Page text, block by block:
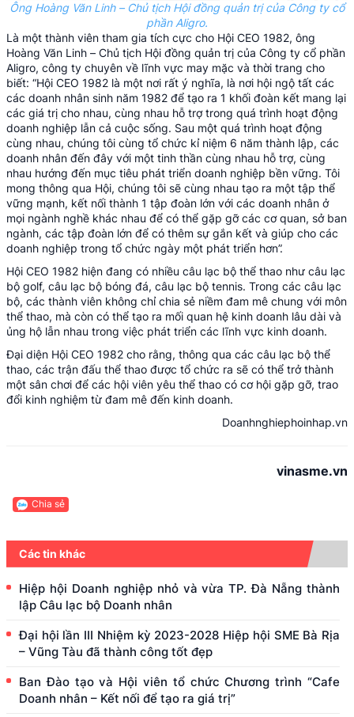
Ông Hoàng Văn Linh – Chủ tịch Hội đồng quản trị của Công ty cổ
phần Aligro.
Là một thành viên tham gia tích cực cho Hội CEO 1982, ông
Hoàng Văn Linh – Chủ tịch Hội đồng quản trị của Công ty cổ phần
Aligro, công ty chuyên về lĩnh vực may mặc và thời trang cho
biết: “Hội CEO 1982 là một nơi rất ý nghĩa, là nơi hội ngộ tất các
các doanh nhân sinh năm 1982 để tạo ra 1 khối đoàn kết mang lại
các giá trị cho nhau, cùng nhau hỗ trợ trong quá trình hoạt động
doanh nghiệp lẫn cả cuộc sống. Sau một quá trình hoạt động
cùng nhau, chúng tôi cùng tổ chức kỉ niệm 6 năm thành lập, các
doanh nhân đến đây với một tinh thần cùng nhau hỗ trợ, cùng
nhau hướng đến mục tiêu phát triển doanh nghiệp bền vững. Tôi
mong thông qua Hội, chúng tôi sẽ cùng nhau tạo ra một tập thể
vững mạnh, kết nối thành 1 tập đoàn lớn với các doanh nhân ở
mọi ngành nghề khác nhau để có thể gặp gỡ các cơ quan, sở ban
ngành, các tập đoàn lớn để có thêm sự gắn kết và giúp cho các
doanh nghiệp trong tổ chức ngày một phát triển hơn”.
Hội CEO 1982 hiện đang có nhiều câu lạc bộ thể thao như câu lạc
bộ golf, câu lạc bộ bóng đá, câu lạc bộ tennis. Trong các câu lạc
bộ, các thành viên không chỉ chia sẻ niềm đam mê chung với môn
thể thao, mà còn có thể tạo ra mối quan hệ kinh doanh lâu dài và
ủng hộ lẫn nhau trong việc phát triển các lĩnh vực kinh doanh.
Đại diện Hội CEO 1982 cho rằng, thông qua các câu lạc bộ thể
thao, các trận đấu thể thao được tổ chức ra sẽ có thể trở thành
một sân chơi để các hội viên yêu thể thao có cơ hội gặp gỡ, trao
đổi kinh nghiệm từ đam mê đến kinh doanh.
Doanhnghiephoinhap.vn
vinasme.vn
Chia sẻ
Các tin khác
Hiệp hội Doanh nghiệp nhỏ và vừa TP. Đà Nẵng thành
lập Câu lạc bộ Doanh nhân
Đại hội lần III Nhiệm kỳ 2023-2028 Hiệp hội SME Bà Rịa
– Vũng Tàu đã thành công tốt đẹp
Ban Đào tạo và Hội viên tổ chức Chương trình “Cafe
Doanh nhân – Kết nối để tạo ra giá trị”